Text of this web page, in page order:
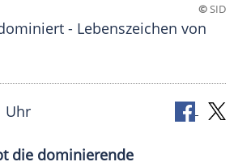
©SID
- Lebenszeichen von
Uhr
die dominierende